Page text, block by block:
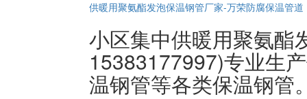
供暖用聚氨酯发泡保温钢管厂家-万荣防腐保温管道
小区集中供暖用聚氨酯
15383177997)专业生
温钢管等各类保温钢管